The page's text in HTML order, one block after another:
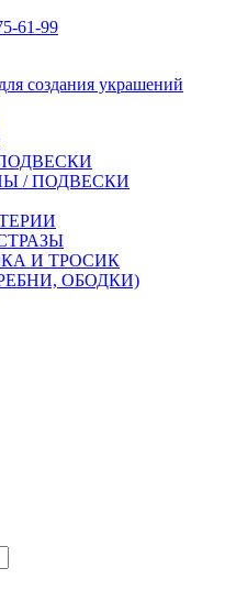
61-99
/ ПОДВЕСКИ
И ТРОСИК
ОБОДКИ)